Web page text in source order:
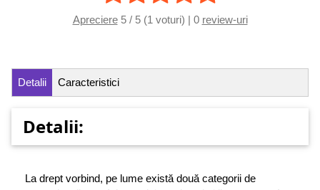
Apreciere5 / 5 (1 voturi) | 0 review-uri
Detalii Caracteristici
Detalii:
La drept vorbind, pe lume există două categorii de